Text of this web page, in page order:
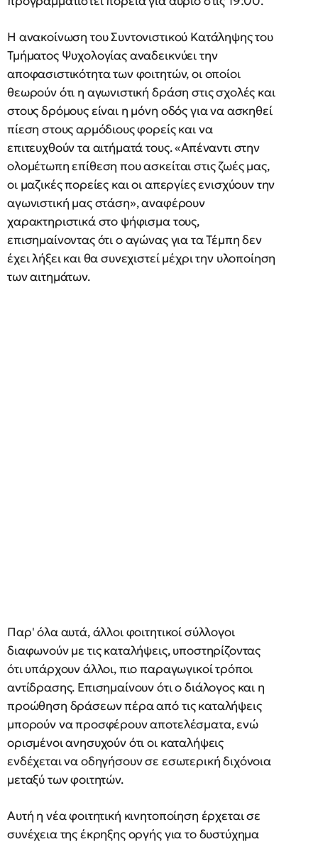
Η ανακοίνωση του Συντονιστικού Κατάληψης του
Τμήματος Ψυχολογίας αναδεικνύει την
αποφασιστικότητα των φοιτητών, οι οποίοι
θεωρούν ότι η αγωνιστική δράση στις σχολές και
στους δρόμους είναι η μόνη οδός για να ασκηθεί
πίεση στους αρμόδιους φορείς και να
επιτευχθούν τα αιτήματά τους. «Απέναντι στην
ολομέτωπη επίθεση που ασκείται στις ζωές μας,
οι μαζικές πορείες και οι απεργίες ενισχύουν την
αγωνιστική μας στάση», αναφέρουν
χαρακτηριστικά στο ψήφισμα τους,
επισημαίνοντας ότι ο αγώνας για τα Τέμπη δεν
έχει λήξει και θα συνεχιστεί μέχρι την υλοποίηση
των αιτημάτων.
Παρ' όλα αυτά, άλλοι φοιτητικοί σύλλογοι
διαφωνούν με τις καταλήψεις, υποστηρίζοντας
ότι υπάρχουν άλλοι, πιο παραγωγικοί τρόποι
αντίδρασης. Επισημαίνουν ότι ο διάλογος και η
προώθηση δράσεων πέρα από τις καταλήψεις
μπορούν να προσφέρουν αποτελέσματα, ενώ
ορισμένοι ανησυχούν ότι οι καταλήψεις
ενδέχεται να οδηγήσουν σε εσωτερική διχόνοια
μεταξύ των φοιτητών.
Αυτή η νέα φοιτητική κινητοποίηση έρχεται σε
συνέχεια της έκρηξης οργής για το δυστύχημα